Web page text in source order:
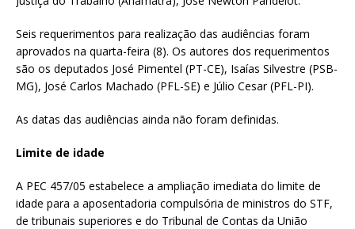
Seis requerimentos para realização das audiências foram
aprovados na quarta-feira (8). Os autores dos requerimentos
são os deputados José Pimentel (PT-CE), Isaías Silvestre (PSB-
MG), José Carlos Machado (PFL-SE) e Júlio Cesar (PFL-PI).
As datas das audiências ainda não foram definidas.
Limite de idade
A PEC 457/05 estabelece a ampliação imediata do limite de
idade para a aposentadoria compulsória de ministros do STF,
de tribunais superiores e do Tribunal de Contas da União